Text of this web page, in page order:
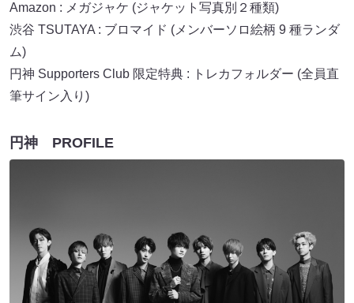
Amazon : メガジャケ (ジャケット写真別２種類)
渋谷 TSUTAYA : ブロマイド (メンバーソロ絵柄 9 種ランダ
ム)
円神 Supporters Club 限定特典 : トレカフォルダー (全員直
筆サイン入り)
円神 PROFILE